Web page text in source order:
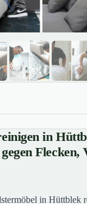
in Hüttblek:
Flecken, Verfärbungen
Profis Polstermöbel
in
Flecken,
in Hüttblek